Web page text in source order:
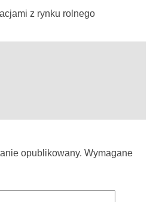
z rynku rolnego
opublikowany. Wymagane